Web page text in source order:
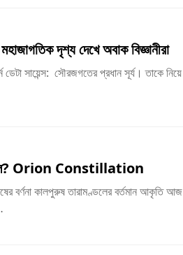
দৃশ্য দেখে অবাক বিজ্ঞানীরা
ডেটা সায়েন্স: সৌরজগতের প্রধান সূর্য। তাকে নিয়ে
বলে? Orion Constillation
বর্ণনা কালপুরুষ তারামণ্ডলের বর্তমান আকৃতি আজ